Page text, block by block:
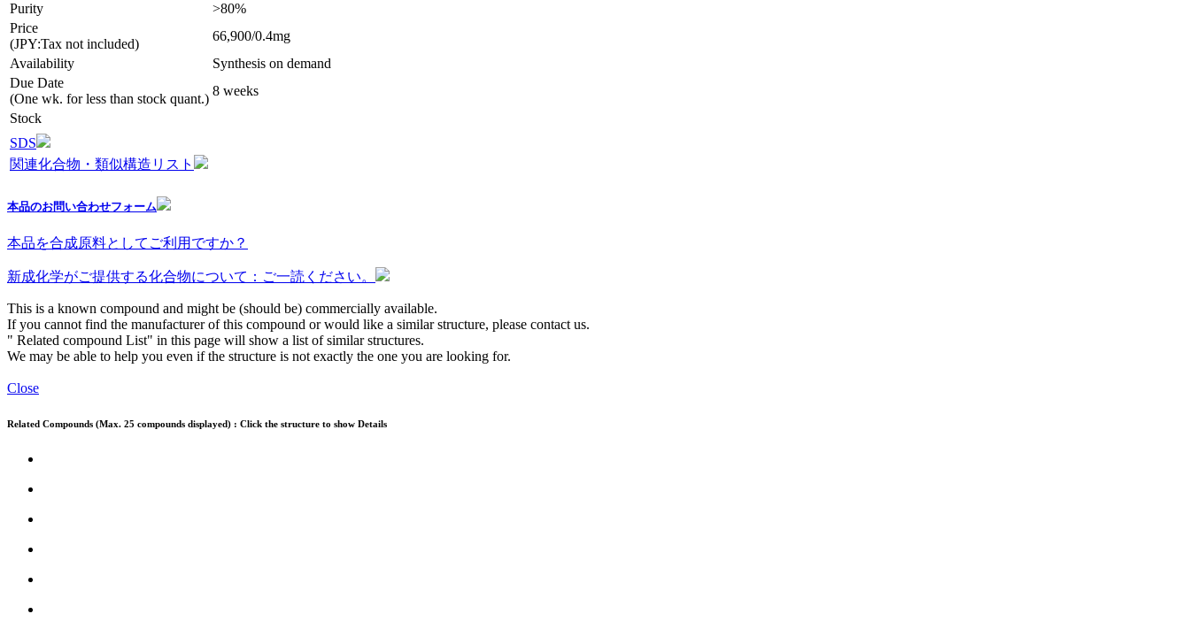
Purity
>80%
Price
(JPY:Tax not included)
66,900/0.4mg
Availability
Synthesis on demand
Due Date
(One wk. for less than stock quant.)
8 weeks
Stock
SDS
関連化合物・類似構造リスト
本品のお問い合わせフォーム
本品を合成原料としてご利用ですか？
新成化学がご提供する化合物について：ご一読ください。
This is a known compound and might be (should be) commercially available.
If you cannot find the manufacturer of this compound or would like a similar structure, please contact us.
" Related compound List" in this page will show a list of similar structures.
We may be able to help you even if the structure is not exactly the one you are looking for.
Close
Related Compounds (Max. 25 compounds displayed) : Click the structure to show Details